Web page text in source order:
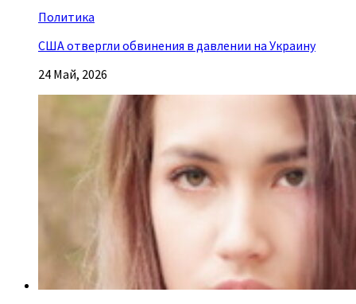
Политика
США отвергли обвинения в давлении на Украину
24 Май, 2026